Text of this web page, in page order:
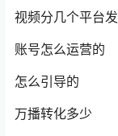
视频分几个平台发
账号怎么运营的
怎么引导的
万播转化多少